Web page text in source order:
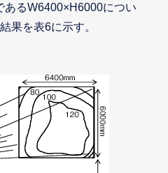
あるW6400×H6000につい
果を表6に示す。